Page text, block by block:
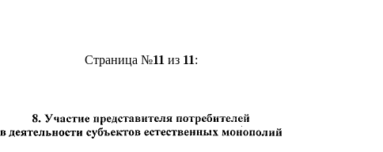
Страница №11 из 11: